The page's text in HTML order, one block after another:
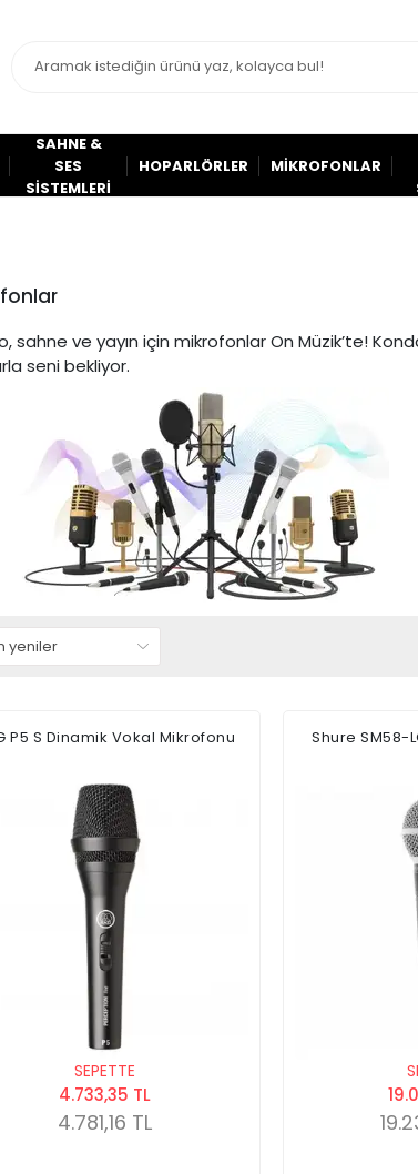
SAHNE &
SES
SİSTEMLERİ
HOPARLÖRLER MİKROFONLAR
sahne ve yayın için mikrofonlar On Müzik’te!
seni bekliyor.
P5 S Dinamik Vokal Mikrofonu
SEPETTE
4.733,35 TL
4.781,16 TL
Shure SM58-